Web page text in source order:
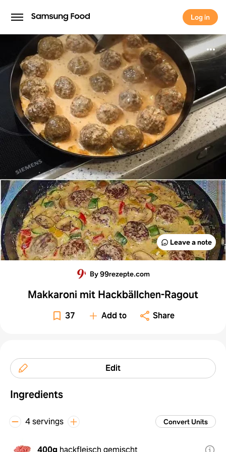
Log in
Log in
Leave a note
By 99rezepte.com
Makkaroni mit Hackbällchen-Ragout
37 Add to Share
Edit
Ingredients
4 servings Convert Units
400g hackfleisch gemischt